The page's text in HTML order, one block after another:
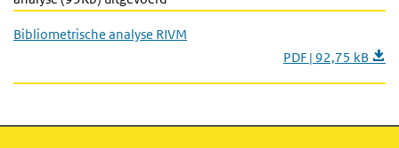
Bibliometrische analyse RIVM
PDF | 92,75 kB